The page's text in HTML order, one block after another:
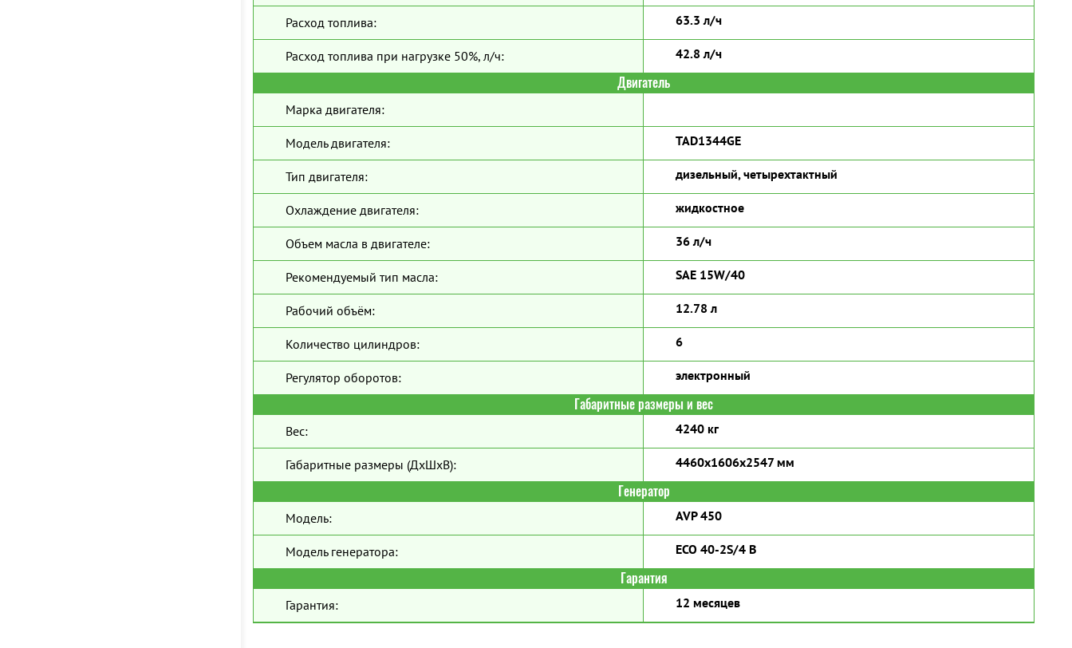
Расход топлива: 63.3 л/ч
Расход топлива при нагрузке 50%, л/ч: 42.8 л/ч
Двигатель
Марка двигателя:
Модель двигателя: TAD1344GE
Тип двигателя: дизельный, четырехтактный
Охлаждение двигателя: жидкостное
Объем масла в двигателе: 36 л/ч
Рекомендуемый тип масла: SAE 15W/40
Рабочий объём: 12.78 л
Количество цилиндров: 6
Регулятор оборотов: электронный
Габаритные размеры и вес
Вес: 4240 кг
Габаритные размеры (ДхШхВ): 4460x1606x2547 мм
Генератор
Модель: AVP 450
Модель генератора: ECO 40-2S/4 B
Гарантия
Гарантия: 12 месяцев